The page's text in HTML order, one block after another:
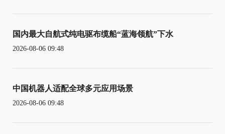
国内最大自航式纯电驱布缆船“蓝海领航”下水
2026-08-06 09:48
中国机器人适配全球多元应用场景
2026-08-06 09:48